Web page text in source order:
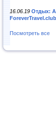
16.06.19 Отдых:
ForeverTravel.club
Посмотреть все